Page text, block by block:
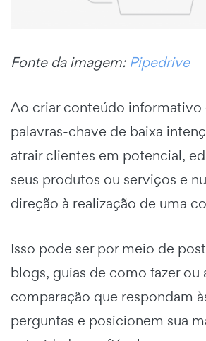
Fonte da imagem: Pipedrive
Ao criar conteúdo informativo
palavras-chave de baixa
atrair clientes em potencial,
seus produtos ou serviços e
direção à realização de uma
Isso pode ser por meio de
blogs, guias de como fazer ou
comparação que respondam
perguntas e posicionem sua